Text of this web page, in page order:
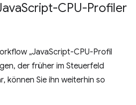
Script-CPU-Profiler
„JavaScript-CPU-Profil
der früher im Steuerfeld
können Sie ihn weiterhin so